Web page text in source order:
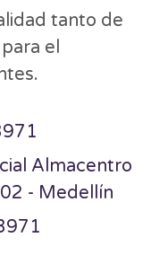
tanto de
el
Almacentro
- Medellín